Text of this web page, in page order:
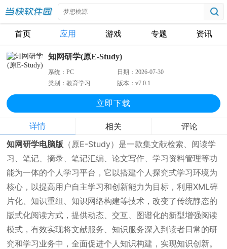
首页 应用 游戏 专题 资讯
知网研学(原E-Study)
系统：PC 日期：2026-07-30
类别：教育学习 版本：v7.0.1
立即下载
详情 相关 评论
知网研学电脑版 （原E-Study）是一款集文献检索、阅读学
习、笔记、摘录、笔记汇编、论文写作、学习资料管理等功
能为一体的个人学习平台，它以搭建个人探究式学习环境为
核心，以提高用户自主学习和创新能力为目标，利用XML碎
片化、知识重组、知识网络构建等技术，改变了传统静态的
版式化阅读方式，提供动态、交互、图谱化的新型增强阅读
模式，有效实现将文献服务、知识服务深入到读者日常的研
究和学习业务中，全面促进个人知识构建，实现知识创新。